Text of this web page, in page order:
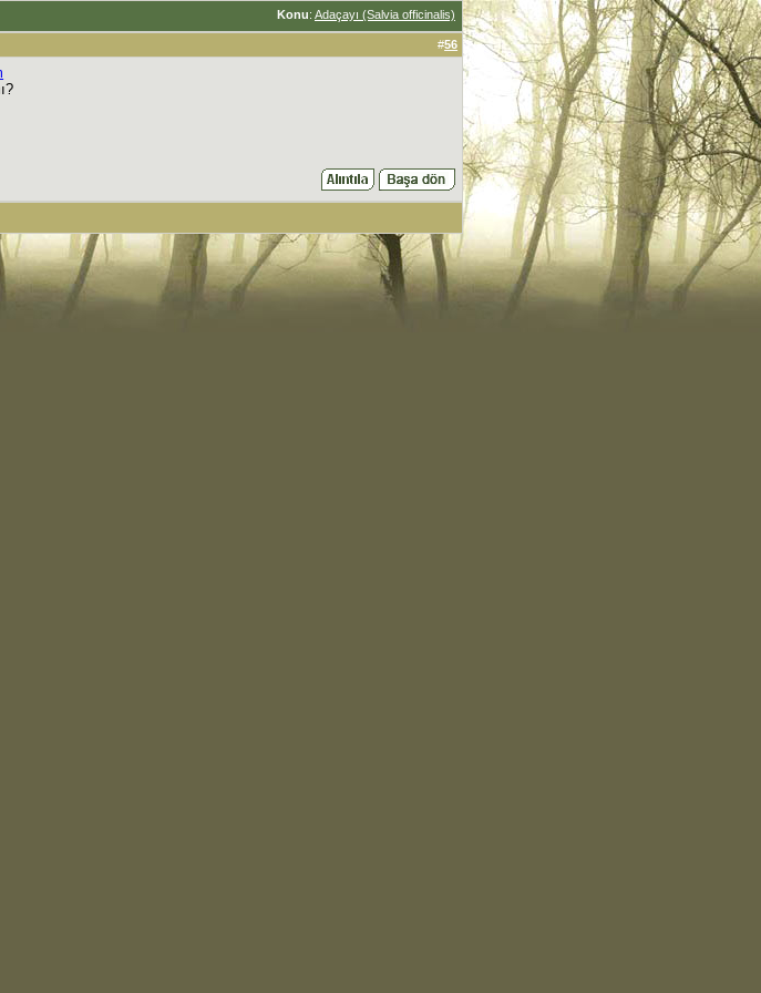
Konu: Adaçayı (Salvia officinalis)
#56